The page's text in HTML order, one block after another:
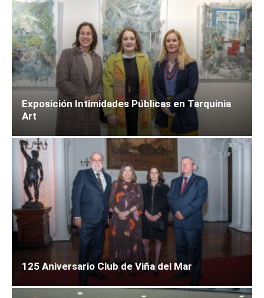
Exposición Intimidades Públicas en Tarquinia
Art
125 Aniversario Club de Viña del Mar